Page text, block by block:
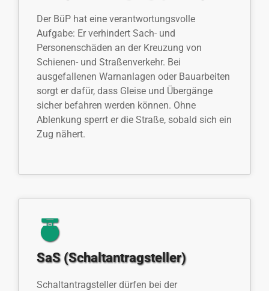
Der BüP hat eine verantwortungsvolle
Aufgabe: Er verhindert Sach- und
Personenschäden an der Kreuzung von
Schienen- und Straßenverkehr. Bei
ausgefallenen Warnanlagen oder Bauarbeiten
sorgt er dafür, dass Gleise und Übergänge
sicher befahren werden können. Ohne
Ablenkung sperrt er die Straße, sobald sich ein
Zug nähert.
SaS (Schaltantragsteller)
Schaltantragsteller dürfen bei der